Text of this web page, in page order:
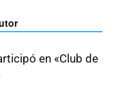
en «Club de